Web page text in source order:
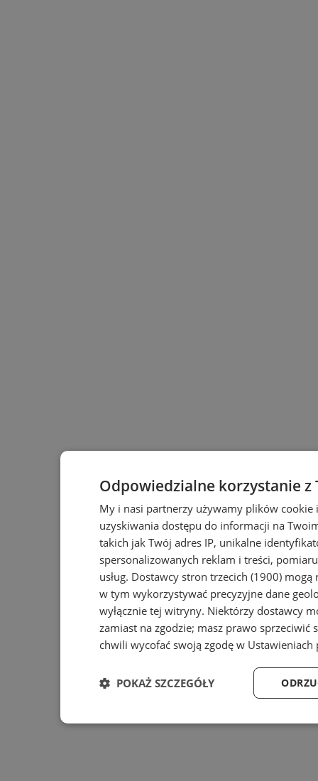
Odpowiedzialne korzystanie z
My i nasi partnerzy używamy plików
uzyskiwania dostępu do informacji na
takich jak Twój adres IP, unikalne
spersonalizowanych reklam i treści,
usług. Dostawcy stron trzecich (1900) mogą
w tym wykorzystywać precyzyjne dane
wyłącznie tej witryny. Niektórzy dostawcy
zamiast na zgodzie; masz prawo sprzeciwić
chwili wycofać swoją zgodę w
POKAŻ SZCZEGÓŁY
Niezbędne Wydajność